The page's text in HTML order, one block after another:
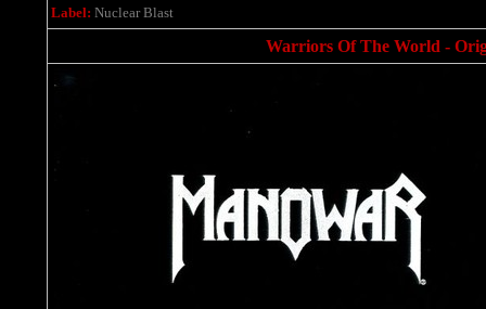
Label: Nuclear Blast
Warriors Of The World -